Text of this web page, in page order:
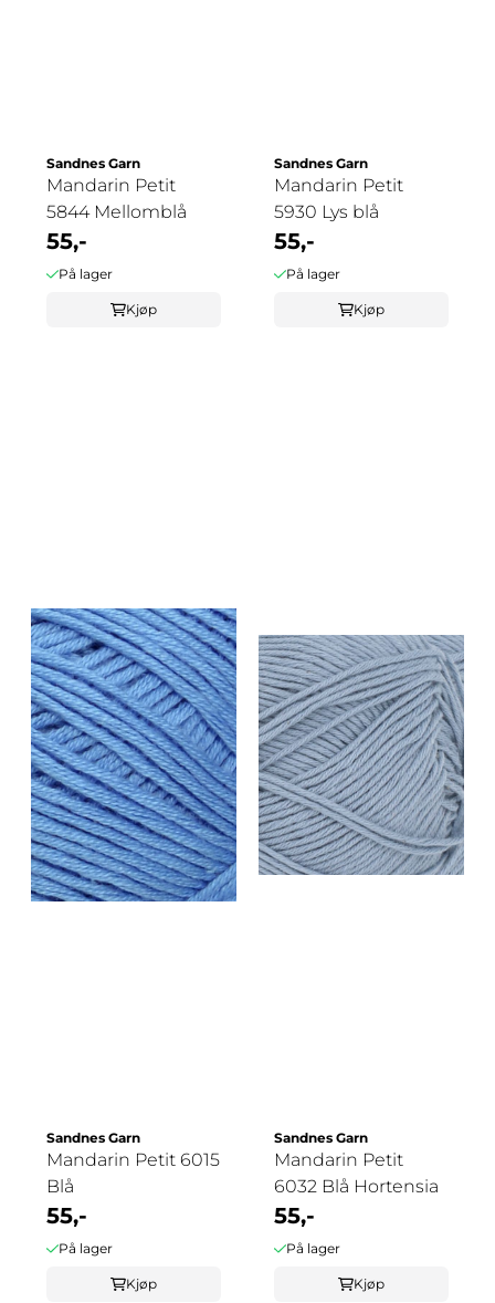
Sandnes Garn
Mandarin Petit
5844 Mellomblå
55,-
På lager
Kjøp
Sandnes Garn
Mandarin Petit
5930 Lys blå
55,-
På lager
Kjøp
Sandnes Garn
Mandarin Petit 6015
Blå
55,-
På lager
Kjøp
Sandnes Garn
Mandarin Petit
6032 Blå Hortensia
55,-
På lager
Kjøp